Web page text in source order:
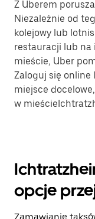
Z Uberem
Niezależnie od
kolejowy lub
restauracji lub na
mieście, Uber
Zaloguj się online
miejsce
w
opcje